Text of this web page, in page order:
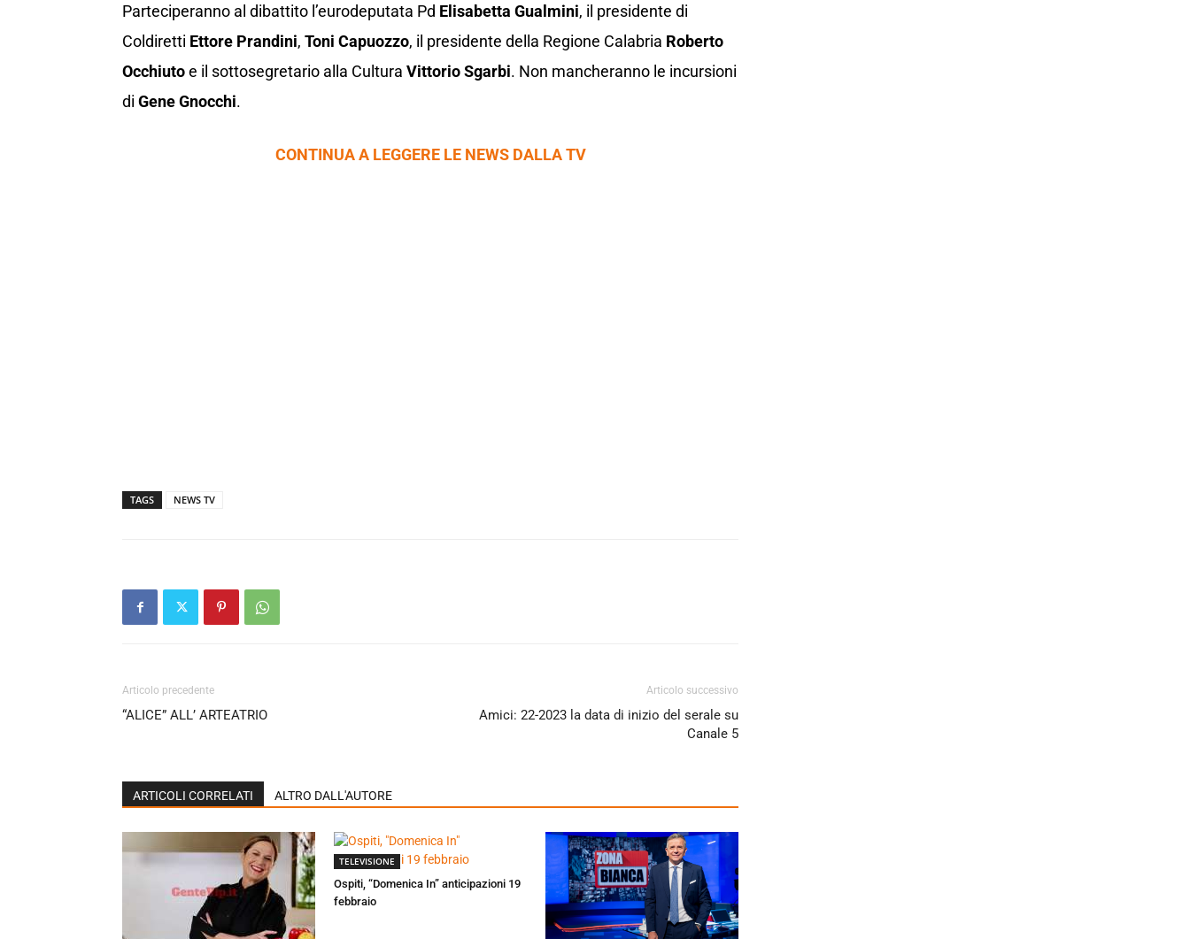
Parteciperanno al dibattito l’eurodeputata Pd Elisabetta Gualmini, il presidente di
Coldiretti Ettore Prandini, Toni Capuozzo, il presidente della Regione Calabria Roberto
Occhiutoe il sottosegretario alla Cultura Vittorio Sgarbi. Non mancheranno le incursioni
di Gene Gnocchi.
CONTINUA A LEGGERE LE NEWS DALLA TV
TAGS NEWS TV
Articolo precedente
“ALICE” ALL’ ARTEATRIO
Articolo successivo
Amici: 22-2023 la data di inizio del serale su
Canale 5
ARTICOLI CORRELATI ALTRO DALL'AUTORE
TELEVISIONE
Ospiti, “Domenica In” anticipazioni 19
febbraio